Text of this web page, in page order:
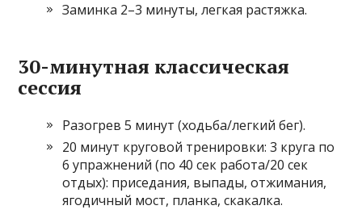
Заминка 2–3 минуты, легкая растяжка.
30-минутная классическая
сессия
Разогрев 5 минут (ходьба/легкий бег).
20 минут круговой тренировки: 3 круга по
6 упражнений (по 40 сек работа/20 сек
отдых): приседания, выпады, отжимания,
ягодичный мост, планка, скакалка.